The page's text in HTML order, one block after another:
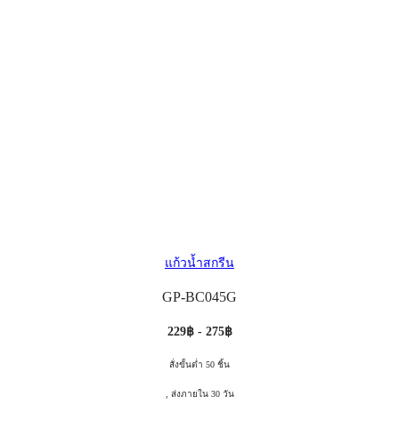
แก้วน้ำสกรีน
GP-BC045G
229฿ - 275฿
สั่งขั้นต่ำ 50 ชิ้น
, ส่งภายใน 30 วัน